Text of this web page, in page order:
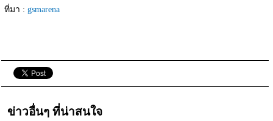
ที่มา : gsmarena
ข่าวอื่นๆ ที่น่าสนใจ